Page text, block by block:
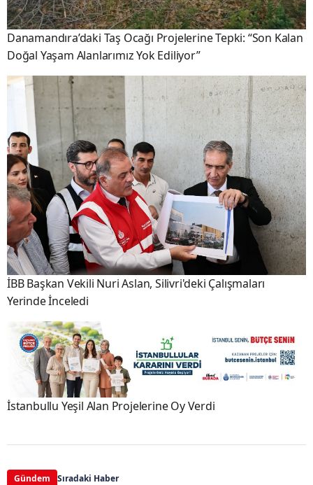
Danamandıra’daki Taş Ocağı Projelerine Tepki: “Son Kalan
Doğal Yaşam Alanlarımız Yok Ediliyor”
İBB Başkan Vekili Nuri Aslan, Silivri'deki Çalışmaları
Yerinde İnceledi
İstanbullu Yeşil Alan Projelerine Oy Verdi
Gündem Sıradaki Haber